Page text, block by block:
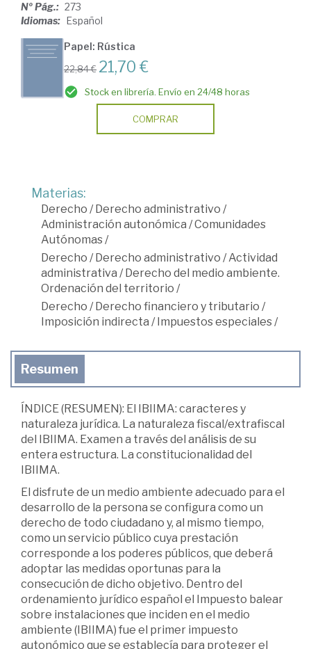
Nº Pág.: 273
Idiomas: Español
Papel: Rústica
22,84 € 21,70 €
Stock en librería. Envío en 24/48 horas
COMPRAR
Materias:
Derecho / Derecho administrativo /
Administración autonómica /Comunidades
Autónomas/
Derecho / Derecho administrativo /Actividad
administrativa / Derecho del medio ambiente.
Ordenación del territorio /
Derecho / Derecho financiero y tributario /
Imposición indirecta / Impuestos especiales/
Resumen
ÍNDICE (RESUMEN): El IBIIMA: caracteres y
naturaleza jurídica. La naturaleza fiscal/extrafiscal
del IBIIMA. Examen a través del análisis de su
entera estructura. La constitucionalidad del
IBIIMA.
El disfrute de un medio ambiente adecuado para el
desarrollo de la persona se configura como un
derecho de todo ciudadano y, al mismo tiempo,
como un servicio público cuya prestación
corresponde a los poderes públicos, que deberá
adoptar las medidas oportunas para la
consecución de dicho objetivo. Dentro del
ordenamiento jurídico español el Impuesto balear
sobre instalaciones que inciden en el medio
ambiente (IBIIMA) fue el primer impuesto
autonómico que se establecía para proteger el